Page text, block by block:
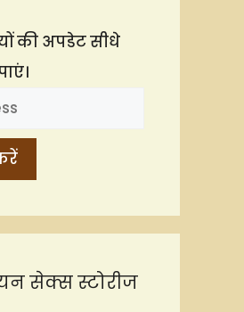
की अपडेट सीधे
सेक्स स्टोरीज